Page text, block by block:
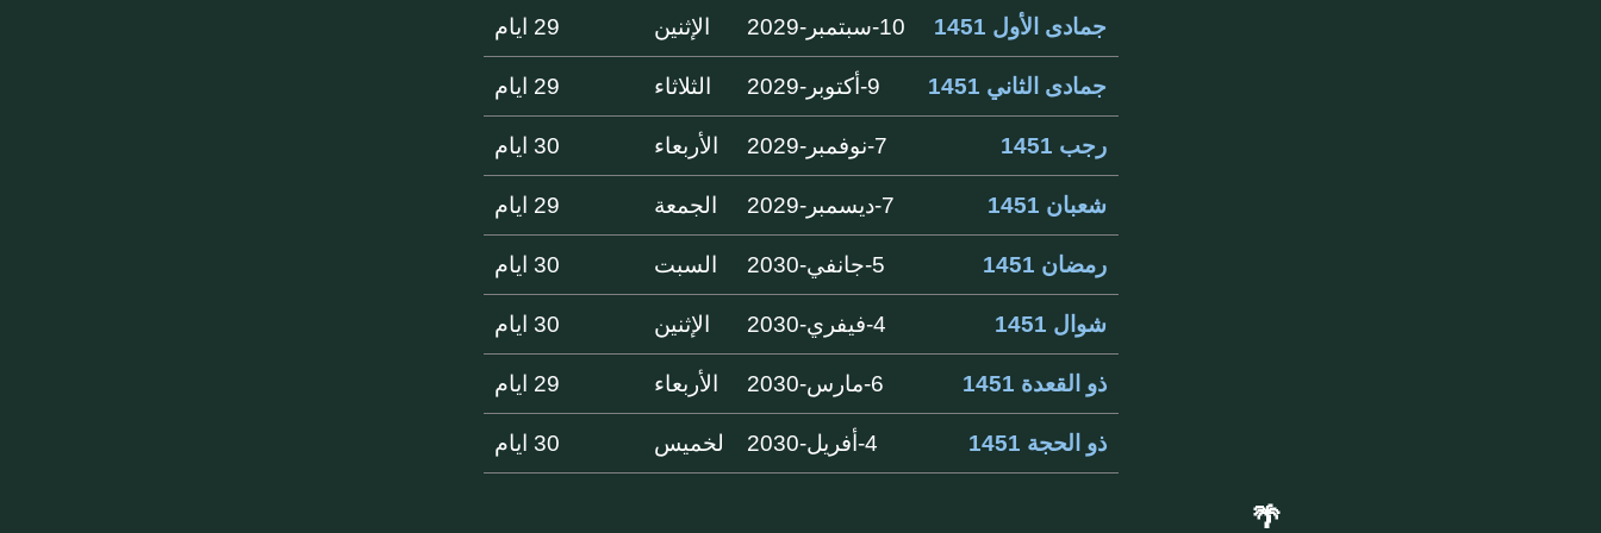
جمادى الأول 1451 10-سبتمبر-2029 الإثنين 29 ايام
جمادى الثاني 1451 9-أكتوبر-2029 الثلاثاء 29 ايام
رجب 1451 7-نوفمبر-2029 الأربعاء 30 ايام
شعبان 1451 7-ديسمبر-2029 الجمعة 29 ايام
رمضان 1451 5-جانفي-2030 السبت 30 ايام
شوال 1451 4-فيفري-2030 الإثنين 30 ايام
ذو القعدة 1451 6-مارس-2030 الأربعاء 29 ايام
ذو الحجة 1451 4-أفريل-2030 لخميس 30 ايام
🌴